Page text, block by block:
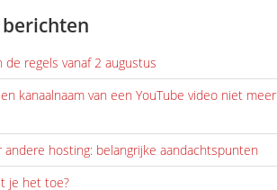
regels vanaf 2 augustus
kanaalnaam van een YouTube video niet meer
andere hosting: belangrijke aandachtspunten
je het toe?